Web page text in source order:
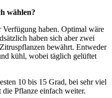
wählen?
haben. Optimal wäre
haben sich aber zwei
bewährt. Entweder
kühl, wobei täglich gelüftet
10 bis 15 Grad, bei sehr viel
Pflanze einfach weiter.